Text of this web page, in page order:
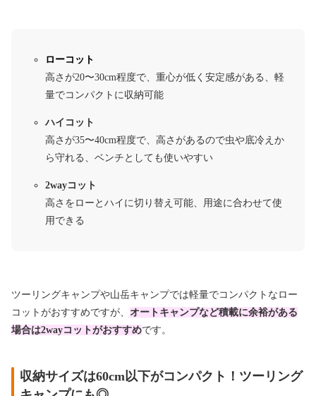
ローコット
高さが20〜30cm程度で、重心が低く安定感がある、軽
量でコンパクトに収納可能
ハイコット
高さが35〜40cm程度で、高さがあるので虫や底冷えか
ら守れる、ベンチとしても使いやすい
2wayコット
高さをローとハイに切り替え可能、用途に合わせて使
用できる
ツーリングキャンプや山岳キャンプでは軽量でコンパクトなロー
コットがおすすめですが、 オートキャンプなど積載に余裕がある
場合は2wayコットがおすすめです。
収納サイズは60cm以下がコンパクト！ツーリング